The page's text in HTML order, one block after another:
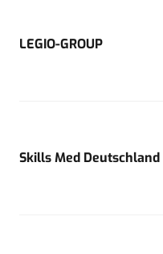
LEGIO-GROUP
Skills Med Deutschland